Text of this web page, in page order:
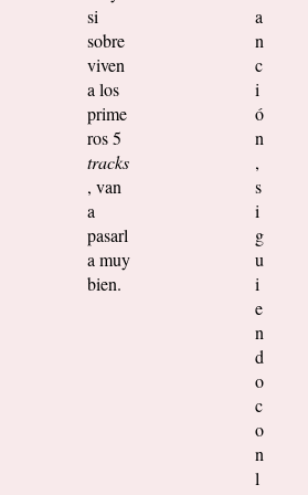
si
sobre
viven
a los
prime
ros 5
tracks
, van
a
pasarl
a muy
bien.
a
n
c
i
ó
n
,
s
i
g
u
i
e
n
d
o
c
o
n
l